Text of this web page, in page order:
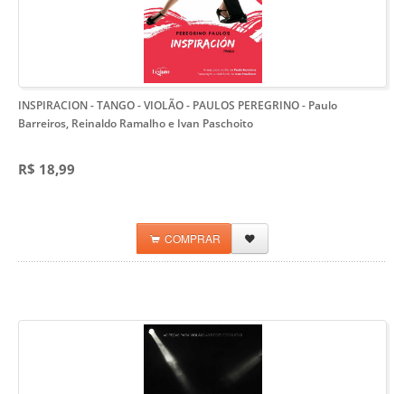
INSPIRACION - TANGO - VIOLÃO - PAULOS PEREGRINO- Paulo
Barreiros, Reinaldo Ramalho e Ivan Paschoito
R$ 18,99
COMPRAR